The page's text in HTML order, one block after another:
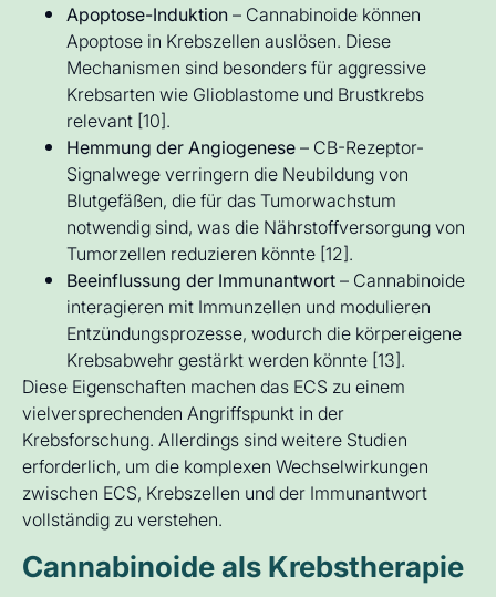
Apoptose-Induktion– Cannabinoide können
Apoptose in Krebszellen auslösen. Diese
Mechanismen sind besonders für aggressive
Krebsarten wie Glioblastome und Brustkrebs
relevant [10].
Hemmung der Angiogenese– CB-Rezeptor-
Signalwege verringern die Neubildung von
Blutgefäßen, die für das Tumorwachstum
notwendig sind, was die Nährstoffversorgung von
Tumorzellen reduzieren könnte [12].
Beeinflussung der Immunantwort– Cannabinoide
interagieren mit Immunzellen und modulieren
Entzündungsprozesse, wodurch die körpereigene
Krebsabwehr gestärkt werden könnte [13].
Diese Eigenschaften machen das ECS zu einem
vielversprechenden Angriffspunkt in der
Krebsforschung. Allerdings sind weitere Studien
erforderlich, um die komplexen Wechselwirkungen
zwischen ECS, Krebszellen und der Immunantwort
vollständig zu verstehen.
Cannabinoide als Krebstherapie